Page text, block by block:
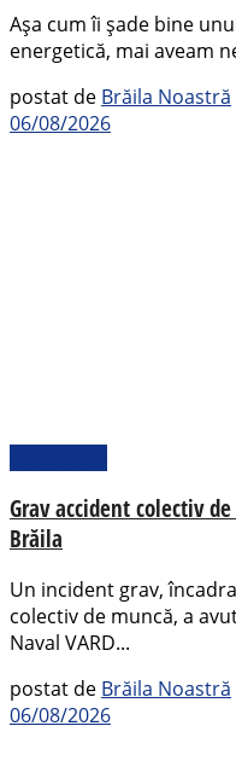
Așa cum îi șade bine
energetică, mai aveam
postat de Brăila Noastră
06/08/2026
Grav accident colectiv
Brăila
Un incident grav,
colectiv de muncă, a
Naval VARD...
postat de Brăila Noastră
06/08/2026